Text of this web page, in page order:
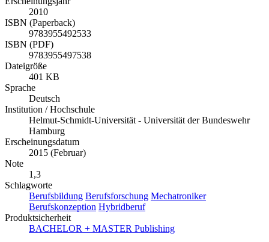
Erscheinungsjahr
2010
ISBN (Paperback)
9783955492533
ISBN (PDF)
9783955497538
Dateigröße
401 KB
Sprache
Deutsch
Institution / Hochschule
Helmut-Schmidt-Universität - Universität der Bundeswehr
Hamburg
Erscheinungsdatum
1,3
Schlagworte
Berufsbildung Berufsforschung
Berufskonzeption
Produktsicherheit